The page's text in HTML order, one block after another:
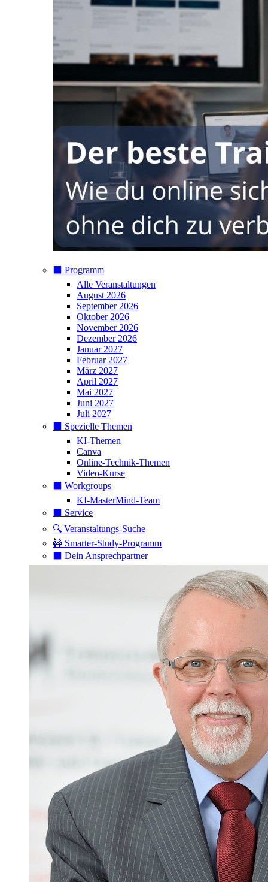
⬛️ Programm
Alle Veranstaltungen
August 2026
September 2026
Oktober 2026
November 2026
Dezember 2026
Januar 2027
Februar 2027
März 2027
April 2027
Mai 2027
Juni 2027
Juli 2027
⬛️ Spezielle Themen
KI-Themen
Canva
Online-Technik-Themen
Video-Kurse
⬛️ Workgroups
KI-MasterMind-Team
⬛️ Service
🔍 Veranstaltungs-Suche
🚧 Smarter-Study-Programm
⬛️ Dein Ansprechpartner